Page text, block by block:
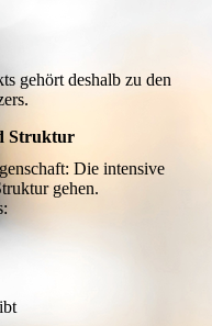
gehört deshalb zu den
Struktur
Die intensive
gehen.